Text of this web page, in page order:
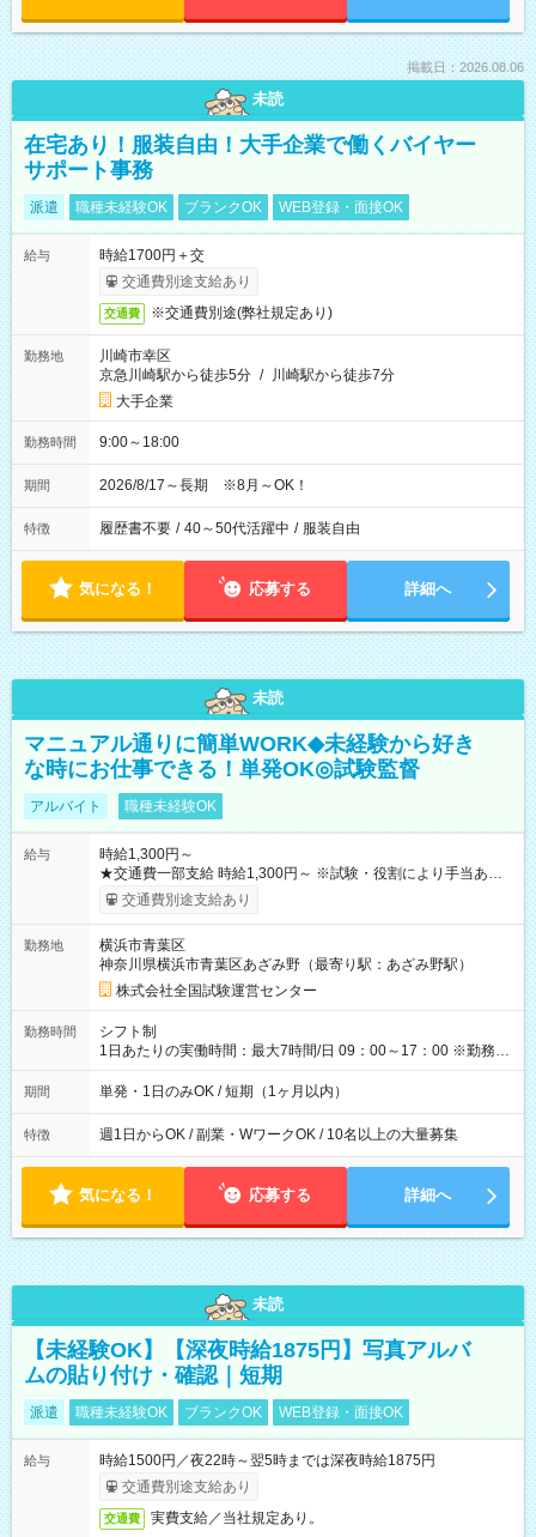
掲載日：2026.08.06
未読
在宅あり！服装自由！大手企業で働くバイヤー
サポート事務
派遣 職種未経験OK ブランクOK WEB登録・面接OK
給与
時給1700円＋交
交通費別途支給あり
交通費 ※交通費別途(弊社規定あり)
勤務地
川崎市幸区
京急川崎駅から徒歩5分 / 川崎駅から徒歩7分
大手企業
勤務時間 9:00～18:00
期間 2026/8/17～長期 ※8月～OK！
特徴 履歴書不要 / 40～50代活躍中 / 服装自由
気になる！ 応募する 詳細へ
未読
マニュアル通りに簡単WORK◆未経験から好き
な時にお仕事できる！単発OK◎試験監督
アルバイト 職種未経験OK
給与
時給1,300円～
★交通費一部支給 時給1,300円～ ※試験・役割により手当あり
※勤務回数により昇給あり 【即給（前払い）オプションあ
り！】 希望される場合、勤務から1週間ほどで給与の一部を受け
例】 ・河合塾模擬試験 8:30～17:30（休憩1時間） 時給1,300円
×8時間＝日収10,400円＋交通費 ※当日の役割により時給＋100
円の場合あり ・国家試験 7:00～13:30（休憩なし） 時給1,300
円（役割手当＋100円）×6時間＝日収8,400円＋交通費 【試用期
間】試用期間なし
交通費別途支給あり
勤務地
横浜市青葉区
神奈川県横浜市青葉区あざみ野（最寄り駅：あざみ野駅）
株式会社全国試験運営センター
勤務時間
シフト制
1日あたりの実働時間：最大7時間/日 09：00～17：00 ※勤務時
間は 試験により異なります。
期間 単発・1日のみOK / 短期（1ヶ月以内）
特徴 週1日からOK / 副業・WワークOK / 10名以上の大量募集
気になる！ 応募する 詳細へ
未読
【未経験OK】【深夜時給1875円】写真アルバ
ムの貼り付け・確認｜短期
派遣 職種未経験OK ブランクOK WEB登録・面接OK
給与
時給1500円／夜22時～翌5時までは深夜時給1875円
交通費別途支給あり
交通費 実費支給／当社規定あり。